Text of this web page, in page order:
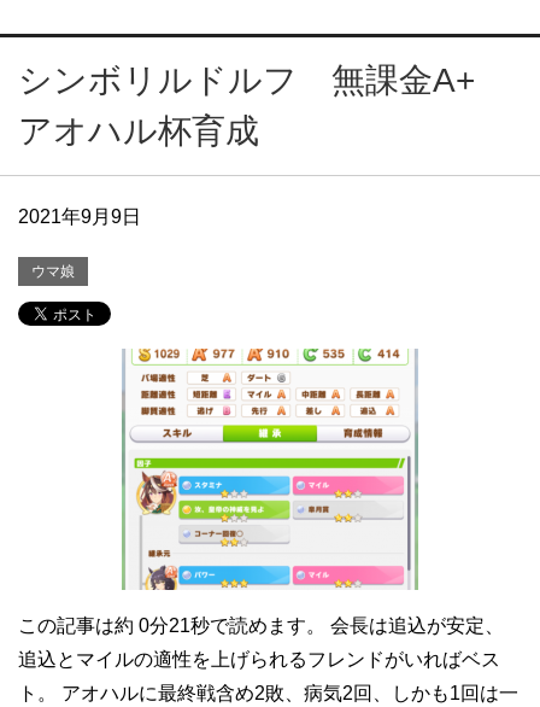
シンボリルドルフ 無課金A+
アオハル杯育成
2021年9月9日
ウマ娘
この記事は約 0分21秒で読めます。 会長は追込が安定、
追込とマイルの適性を上げられるフレンドがいればベス
ト。 アオハルに最終戦含め2敗、病気2回、しかも1回は一